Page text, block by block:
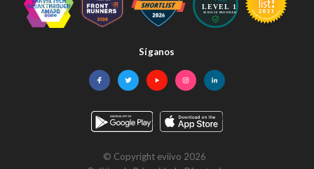
Síganos
© Copyright eviivo 2026